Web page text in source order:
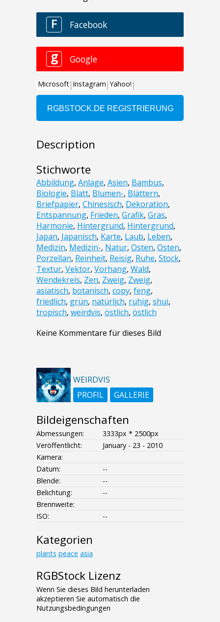
Description
Stichworte
Abbildung, Anlage, Asien, Bambus,
Biologie, Blatt, Blumen-, Blättern,
Briefpapier, Chinesisch, Dekoration,
Entspannung, Frieden, Grafik, Gras,
Harmonie, Hintergrund, Hintergrund,
Japan, Japanisch, Karte, Laub, Leben,
Medizin, Medizin-, Natur, Osten, Osten,
Porzellan, Reinheit, Reisig, Ruhe, Stock,
Textur, Vektor, Vorhang, Wald,
Wendekreis, Zen, Zweig, Zweig,
asiatisch, botanisch, copy, feng,
friedlich, grün, natürlich, ruhig, shui,
tropisch, weirdvis, östlich, östlich
Keine Kommentare für dieses Bild
WEIRDVIS
PROFIL
GALLERIE
Bildeigenschaften
Abmessungen:
3333px * 2500px
Veröffentlicht:
January - 23 - 2010
Kamera:
Datum:
--
Blende:
--
Belichtung:
--
Brennweite:
ISO:
--
Kategorien
plants peace asia
RGBStock Lizenz
Wenn Sie dieses Bild herunterladen
akzeptieren Sie automatisch die
Nutzungsbedingungen